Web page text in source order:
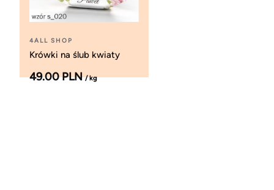
4ALL SHOP
Krówki na ślub kwiaty
49.00 PLN/ kg